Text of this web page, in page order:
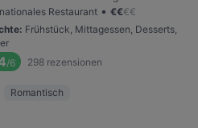
Restaurant • €€€€
: Frühstück, Mittagessen, Desserts,
/6 298 rezensionen
Romantisch